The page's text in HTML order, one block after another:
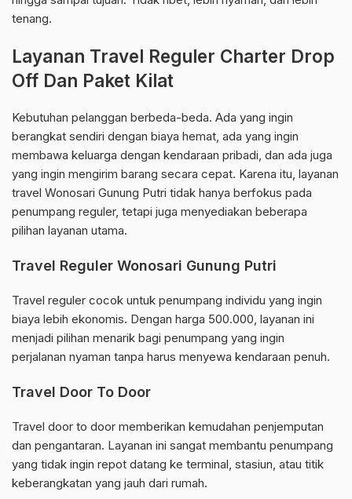
tenang.
Layanan Travel Reguler Charter Drop
Off Dan Paket Kilat
Kebutuhan pelanggan berbeda-beda. Ada yang ingin
berangkat sendiri dengan biaya hemat, ada yang ingin
membawa keluarga dengan kendaraan pribadi, dan ada juga
yang ingin mengirim barang secara cepat. Karena itu, layanan
travel Wonosari Gunung Putri tidak hanya berfokus pada
penumpang reguler, tetapi juga menyediakan beberapa
pilihan layanan utama.
Travel Reguler Wonosari Gunung Putri
Travel reguler cocok untuk penumpang individu yang ingin
biaya lebih ekonomis. Dengan harga 500.000, layanan ini
menjadi pilihan menarik bagi penumpang yang ingin
perjalanan nyaman tanpa harus menyewa kendaraan penuh.
Travel Door To Door
Travel door to door memberikan kemudahan penjemputan
dan pengantaran. Layanan ini sangat membantu penumpang
yang tidak ingin repot datang ke terminal, stasiun, atau titik
keberangkatan yang jauh dari rumah.